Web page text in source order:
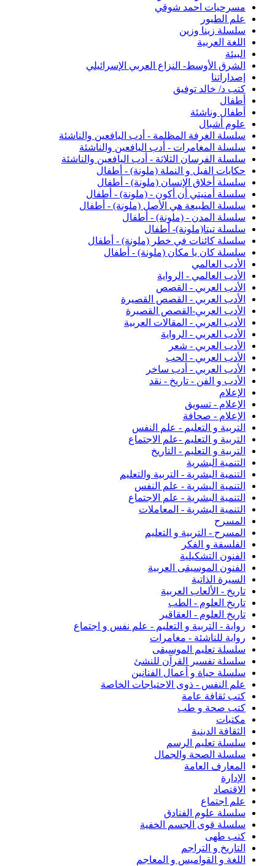
مسرحيات احمد شوقي
علم الطيور
سلسلة زينا وزين
اللغة العربية
البيئة
الشرق الأوسط- النزاع العربي الإسرائيلي
إصداراتنا
كتب د/ خالد توفيق
أطفال
أطفال وناشئة
علوم أشبال
سلسلة الغرفة المظلمة - أدب اليافعين والناشئة
سلسلة المغامرات - أدب اليافعين والناشئة
سلسلة الفرسان الثلاثة - أدب اليافعين والناشئة
حكايات الفيل و النملة (ملونة) - أطفال
سلسلة أخلاق الإنسان (ملونة) - أطفال
سلسلة أمنيتي أن أكون - (ملونة) - أطفال
سلسلة الطبيعة هي الأصل (ملونة) - أطفال
سلسلة المدن - (ملونة) - أطفال
سلسلة تيتا(ملونة)- أطفال
سلسلة كائنات في خطر (ملونة) - أطفال
سلسلة كان يا مكان (ملونة) - أطفال
الأدب العالمي
الأدب العالمي - الرواية
الأدب العربي - القصص
الأدب العربي - القصص القصيرة
الأدب العربي-القصص القصيرة
الأدب العربي - المقالات العربية
الأدب العربي - الرواية
الأدب العربي - شعر
الأدب العربي - الحب
الأدب العربي - أدب ساخر
الأدب و الفن - تاريخ - نقد
الإعلام
الإعلام - تسويق
الإعلام - صحافة
التربية و التعليم - علم النفس
التربية و التعليم -علم الاجتماع
التربية و التعليم - التاريخ
التنمية البشرية
التنمية البشرية - التربية والتعليم
التنمية اليشرية - علم النفس
التنمية البشرية - علم الاجتماع
التنمية البشرية - المعاملات
المسرح
المسرح - التربية و التعليم
الفلسفة و الفكر
الفنون التشكيلية
الفنون الموسيقى العربية
السيرة الذاتية
تاريخ - الألعاب العربية
تاريخ العلوم - الطب
تاريخ العلوم - العقاقير
رواية - التربية و التعليم - علم نفس و اجتماع
رواية للناشئة - مغامرات
سلسلة تعليم الموسيقى
سلسلة تفسير القرآن للنشئ
سلسلة حياة و أعمال الفنانين
علم النفس - ذوى الاحتياجات الخاصة
كتب ثقافة عامة
كتب صحة و طب
مكتبات
الثقافة الدينية
سلسلة تعليم الرسم
سلسلة الصحة والجمال
المعارف العامة
الإدارة
الاقتصاد
علم اجتماع
سلسلة علوم الفنادق
سلسلة قوى الجسم الخفية
كتب طهى
التاريخ و التراجم
اللغة و القواميس و المعاجم